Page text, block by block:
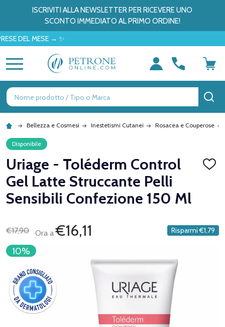
ISCRIVITI ALLA NEWSLETTER PER RICEVERE UNO
SCONTO IMMEDIATO AL PRIMO ORDINE!
MESE → ✨
Ricerca
Bellezza e Cosmesi Inestetismi Cutanei Rosacea e Couperose
Disponibile
Uriage - Toléderm Control
Gel Latte Struccante Pelli
Sensibili Confezione 150 Ml
€17,90 Ora a€16,11 Risparmi €1,79
10%